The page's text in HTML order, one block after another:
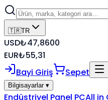
🇹🇷TR
USD₺47,8600
EUR₺55,31
Bayi Giriş
Sepet
Bilgisayarlar ▾
Endüstriyel Panel PCAll in